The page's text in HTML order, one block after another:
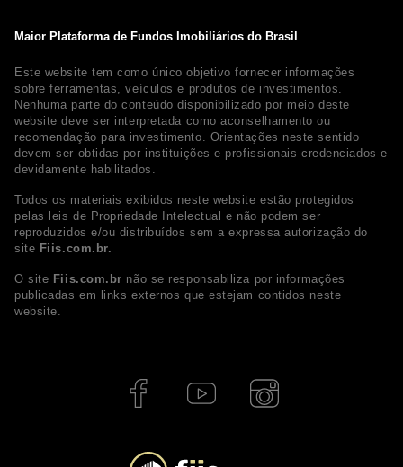
Maior Plataforma de Fundos Imobiliários do Brasil
Este website tem como único objetivo fornecer informações
sobre ferramentas, veículos e produtos de investimentos.
Nenhuma parte do conteúdo disponibilizado por meio deste
website deve ser interpretada como aconselhamento ou
recomendação para investimento. Orientações neste sentido
devem ser obtidas por instituições e profissionais credenciados e
devidamente habilitados.
Todos os materiais exibidos neste website estão protegidos
pelas leis de Propriedade Intelectual e não podem ser
reproduzidos e/ou distribuídos sem a expressa autorização do
site Fiis.com.br.
O site Fiis.com.br não se responsabiliza por informações
publicadas em links externos que estejam contidos neste
website.